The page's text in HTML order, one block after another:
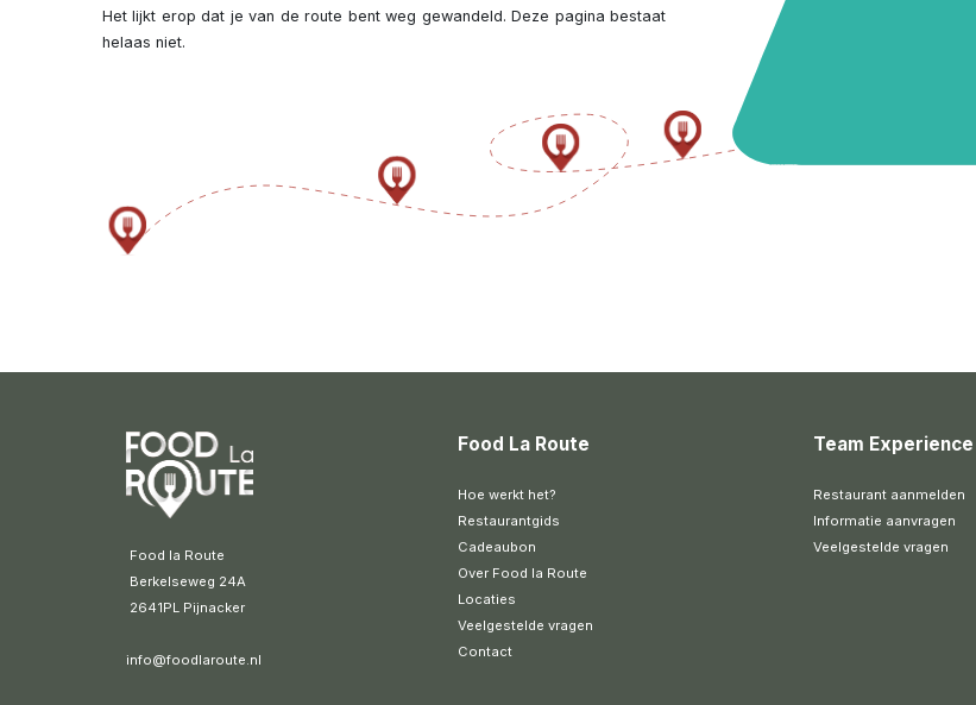
Het lijkt erop dat je van de route bent weg gewandeld. Deze pagina bestaat
helaas niet.
Food la Route
Berkelseweg 24A
2641PL Pijnacker
info@foodlaroute.nl
Food La Route
Hoe werkt het?
Restaurantgids
Cadeaubon
Over Food la Route
Locaties
Veelgestelde vragen
Contact
Team Experience
Restaurant aanmelden
Informatie aanvragen
Veelgestelde vragen